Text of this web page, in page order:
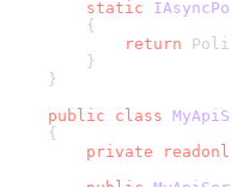
static
        {
return
        }
    }
public
class
    {
private